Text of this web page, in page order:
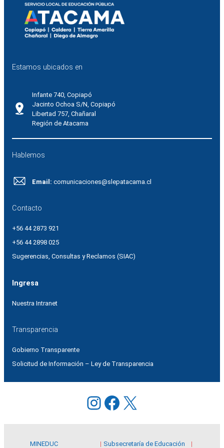
Estamos ubicados en
Infante 740, Copiapó
Jacinto Ochoa S/N, Copiapó
Libertad 757, Chañaral
Región de Atacama
Hablemos
Email: comunicaciones@slepatacama.cl
Contacto
+56 44 2873 921
+56 44 2898 025
Sugerencias, Consultas y Reclamos (SIAC)
Ingresa
Nuestra Intranet
Transparencia
Gobierno Transparente
Solicitud de Información – Ley de Transparencia
Instagram
Facebook
X
MINEDUC
Subsecretaría de Educación